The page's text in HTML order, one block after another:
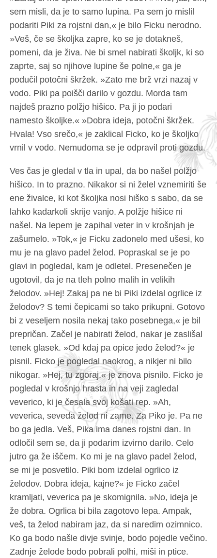
sem misli, da je to samo lupina. Pa sem jo mislil
podariti Piki za rojstni dan,« je bilo Ficku nerodno.
»Veš, če se školjka zapre, ko se je dotakneš,
pomeni, da je živa. Ne bi smel nabirati školjk, ki so
zaprte, saj so njihove lupine še polne,« ga je
podučil potočni škržek. »Zato me brž vrzi nazaj v
vodo. Piki pa poišči darilo v gozdu. Morda tam
najdeš prazno polžjo hišico. Pa ji jo podari
namesto školjke.« »Dobra ideja, potočni škržek.
Hvala! Vso srečo,« je zaklical Ficko, ko je školjko
vrnil v vodo. Nemudoma se je odpravil proti gozdu.
Ves čas je gledal v tla in upal, da bo našel polžjo
hišico. In to prazno. Nikakor si ni želel vznemiriti še
ene živalce, ki kot školjka nosi hiško s sabo, da se
lahko kadarkoli skrije vanjo. A polžje hišice ni
našel. Na lepem je zapihal veter in v krošnjah je
zašumelo. »Tok,« je Ficku zadonelo med ušesi, ko
mu je na glavo padel želod. Popraskal se je po
glavi in pogledal, kam je odletel. Presenečen je
ugotovil, da je na tleh polno malih in velikih
želodov. »Hej! Zakaj pa ne bi Piki izdelal ogrlice iz
želodov? S temi čepicami so tako prikupni. Gotovo
bi z veseljem nosila nekaj tako posebnega,« je bil
prepričan. Začel je nabirati želod, nakar je zaslišal
tenek glasek. »Od kdaj pa opice jedo želod?« je
pisnil. Ficko je pogledal naokrog, a nikjer ni bilo
nikogar. »Hej, tu zgoraj,« je znova pisnilo. Ficko je
pogledal v krošnjo hrasta in na veji zagledal
veverico, ki je česala svoj košati rep. »Ah,
veverica, seveda želod ni zame. Za Piko je. Pa ne
bo ga jedla. Veš, Pika ima danes rojstni dan. In
odločil sem se, da ji podarim izvirno darilo. Celo
jutro ga že iščem. Ko mi je na glavo padel želod,
se mi je posvetilo. Piki bom izdelal ogrlico iz
želodov. Dobra ideja, kajne?« je Ficko začel
kramljati, veverica pa je skomignila. »No, ideja je
že dobra. Ogrlica bi bila zagotovo lepa. Ampak,
veš, ta želod nabiram jaz, da si naredim ozimnico.
Ko ga bodo našle divje svinje, bodo pojedle večino.
Zadnje želode bodo pobrali polhi, miši in ptice.